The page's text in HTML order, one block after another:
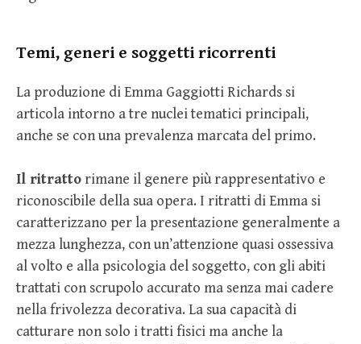
Temi, generi e soggetti ricorrenti
La produzione di Emma Gaggiotti Richards si
articola intorno a tre nuclei tematici principali,
anche se con una prevalenza marcata del primo.
Il ritratto rimane il genere più rappresentativo e
riconoscibile della sua opera. I ritratti di Emma si
caratterizzano per la presentazione generalmente a
mezza lunghezza, con un’attenzione quasi ossessiva
al volto e alla psicologia del soggetto, con gli abiti
trattati con scrupolo accurato ma senza mai cadere
nella frivolezza decorativa. La sua capacità di
catturare non solo i tratti fisici ma anche la